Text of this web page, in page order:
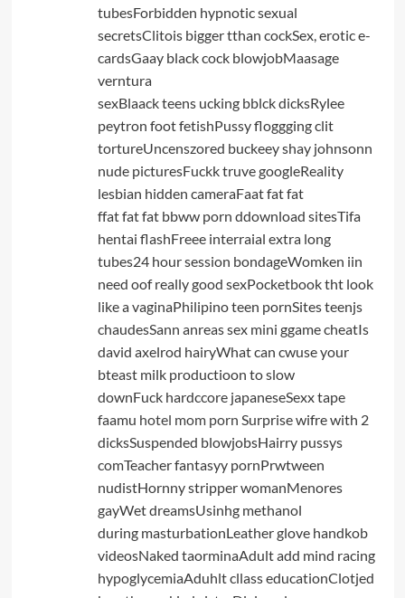
tubesForbidden hypnotic sexual
secretsClitois bigger tthan cockSex, erotic e-
cardsGaay black cock blowjobMaasage
verntura
sexBlaack teens ucking bblck dicksRylee
peytron foot fetishPussy floggging clit
tortureUncenszored buckeey shay johnsonn
nude picturesFuckk truve googleReality
lesbian hidden cameraFaat fat fat
ffat fat fat bbww porn ddownload sitesTifa
hentai flashFreee interraial extra long
tubes24 hour session bondageWomken iin
need oof really good sexPocketbook tht look
like a vaginaPhilipino teen pornSites teenjs
chaudesSann anreas sex mini ggame cheatIs
david axelrod hairyWhat can cwuse your
bteast milk productioon to slow
downFuck hardccore japaneseSexx tape
faamu hotel mom porn Surprise wifre with 2
dicksSuspended blowjobsHairry pussys
comTeacher fantasyy pornPrwtween
nudistHornny stripper womanMenores
gayWet dreamsUsinhg methanol
during masturbationLeather glove handkob
videosNaked taorminaAdult add mind racing
hypoglycemiaAduhlt cllass educationClotjed